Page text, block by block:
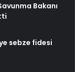
Bakanı
sebze fidesi